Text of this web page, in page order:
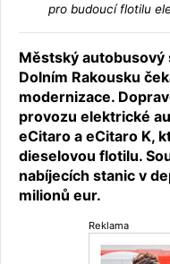
pro budoucí flotilu
Městský autobusový
Dolním Rakousku
modernizace.
provozu elektrické
eCitaro a eCitaro K,
dieselovou flotilu.
nabíjecích stanic v
milionů eur.
Reklama